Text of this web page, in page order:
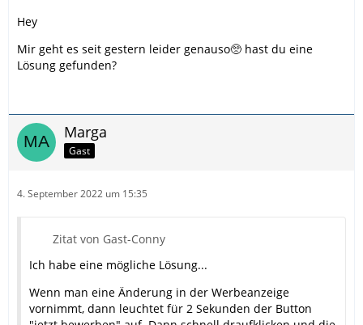
Hey
Mir geht es seit gestern leider genauso🥺 hast du eine
Lösung gefunden?
Marga
Gast
4. September 2022 um 15:35
Zitat von Gast-Conny
Ich habe eine mögliche Lösung...
Wenn man eine Änderung in der Werbeanzeige
vornimmt, dann leuchtet für 2 Sekunden der Button